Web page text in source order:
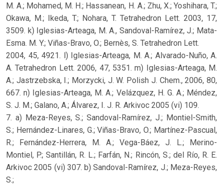
M. A.; Mohamed, M. H.; Hassanean, H. A.; Zhu, X.; Yoshihara, T.;
Okawa, M.; Ikeda, T.; Nohara, T. Tetrahedron Lett. 2003, 17,
3509. k) Iglesias-Arteaga, M. A., Sandoval-Ramírez, J.; Mata-
Esma. M. Y.; Viñas-Bravo, O.; Bernès, S. Tetrahedron Lett.
2004, 45, 4921. l) Iglesias-Arteaga, M. A.; Alvarado-Nuño, A.
A. Tetrahedron Lett. 2006, 47, 5351. m) Iglesias-Arteaga, M.
A.; Jastrzebska, I.; Morzycki, J. W. Polish J. Chem., 2006, 80,
667. n) Iglesias-Arteaga, M. A.; Velázquez, H. G. A.; Méndez,
S. J. M.; Galano, A.; Álvarez, I. J. R. Arkivoc 2005 (vi) 109.
7. a) Meza-Reyes, S.; Sandoval-Ramírez, J.; Montiel-Smith,
S.; Hernández-Linares, G.; Viñas-Bravo, O.; Martínez-Pascual,
R.; Fernández-Herrera, M. A.; Vega-Báez, J. L.; Merino-
Montiel, P.; Santillán, R. L.; Farfán, N.; Rincón, S.; del Río, R. E.
Arkivoc 2005 (vi) 307. b) Sandoval-Ramírez, J.; Meza-Reyes,
S.;